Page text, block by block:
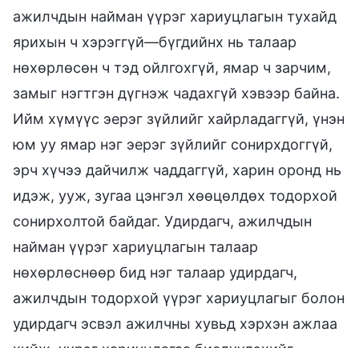
ажилчдын найман үүрэг хариуцлагын тухайд
ярихын ч хэрэггүй—бүгдийнх нь талаар
нөхөрлөсөн ч тэд ойлгохгүй, ямар ч зарчим,
замыг нэгтгэн дүгнэж чадахгүй хэвээр байна.
Ийм хүмүүс эерэг зүйлийг хайрладаггүй, үнэн
юм уу ямар нэг эерэг зүйлийг сонирхдоггүй,
эрч хүчээ дайчилж чаддаггүй, харин оронд нь
идэж, ууж, зугаа цэнгэл хөөцөлдөх тодорхой
сонирхолтой байдаг. Удирдагч, ажилчдын
найман үүрэг хариуцлагын талаар
нөхөрлөснөөр бид нэг талаар удирдагч,
ажилчдын тодорхой үүрэг хариуцлагыг болон
удирдагч эсвэл ажилчны хувьд хэрхэн ажлаа